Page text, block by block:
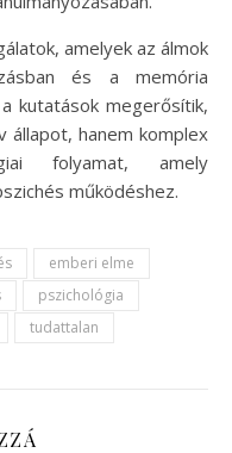
amelyek az álmok
és a memória
kutatások megerősítik,
állapot, hanem komplex
folyamat, amely
működéshez.
emberi elme
pszichológia
tudattalan